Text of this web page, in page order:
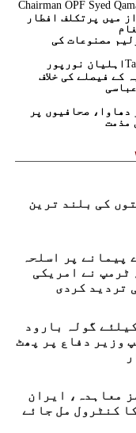
میں پرتکلف افطار
مصنوعات کی
اہلیان نورپور
کے فیصلے کی خلاف
دھاوا، صحافیوں پر
مذمت
کی قیمت 7 ہفتوں کی بلند ترین
پیمانے پر اسلحہ
ٹرمپ نے امریکی
تردید کردی
گولہ بارود
وزیر دفاع پر پھٹ
معاہدہ، ایران
کنٹرول مل جائے